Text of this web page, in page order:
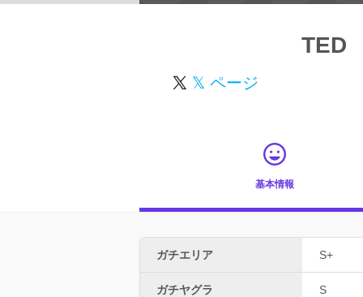
TED
𝕏 ページ
基本情報
ガチエリア S+
ガチヤグラ S